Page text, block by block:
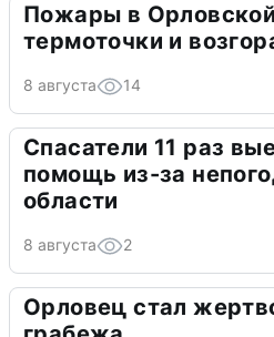
Пожары в
термоточки и
8 августа 14
Спасатели 11 раз
помощь из-за
области
8 августа 2
Орловец стал